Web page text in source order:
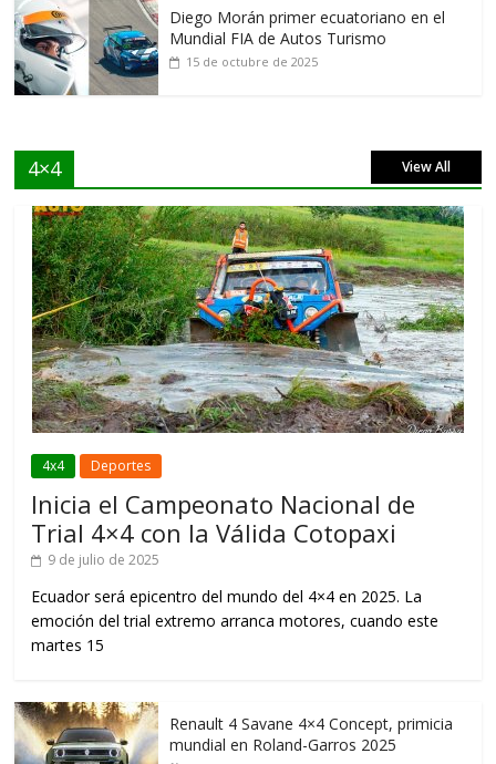
Diego Morán primer ecuatoriano en el
Mundial FIA de Autos Turismo
15 de octubre de 2025
4×4 View All
4x4 Deportes
Inicia el Campeonato Nacional de
Trial 4×4 con la Válida Cotopaxi
9 de julio de 2025
Ecuador será epicentro del mundo del 4×4 en 2025. La
emoción del trial extremo arranca motores, cuando este
martes 15
Renault 4 Savane 4×4 Concept, primicia
mundial en Roland-Garros 2025